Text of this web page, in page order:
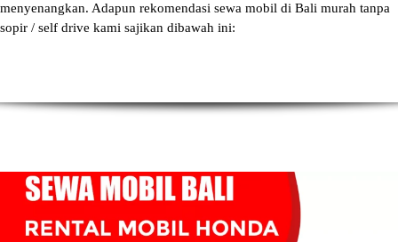
menyenangkan. Adapun rekomendasi sewa mobil di Bali murah tanpa
sopir / self drive kami sajikan dibawah ini: